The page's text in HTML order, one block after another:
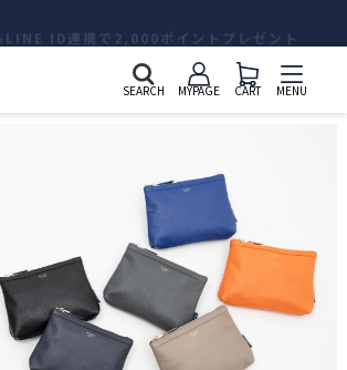
SEARCH MYPAGE CART MENU